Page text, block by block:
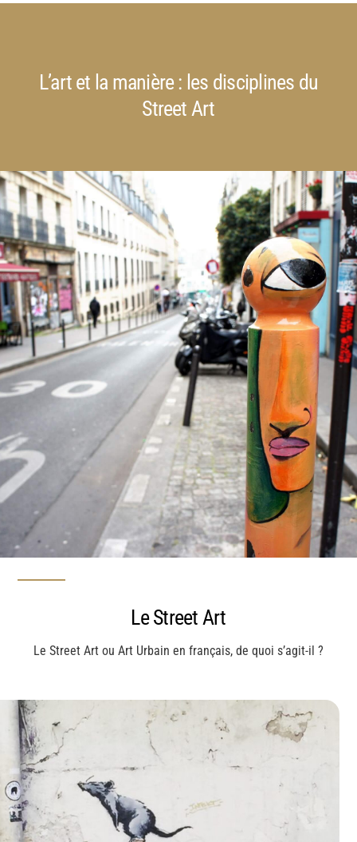
L’art et la manière : les disciplines du
Street Art
Le Street Art
Le Street Art ou Art Urbain en français, de quoi s’agit-il ?